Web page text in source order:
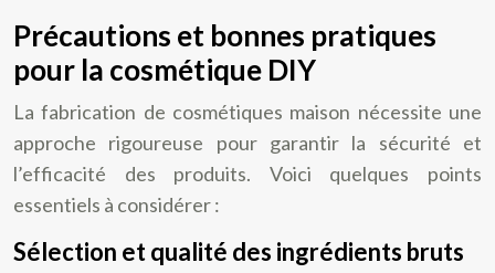
Précautions et bonnes pratiques
pour la cosmétique DIY
La fabrication de cosmétiques maison nécessite une
approche rigoureuse pour garantir la sécurité et
l’efficacité des produits. Voici quelques points
essentiels à considérer :
Sélection et qualité des ingrédients bruts